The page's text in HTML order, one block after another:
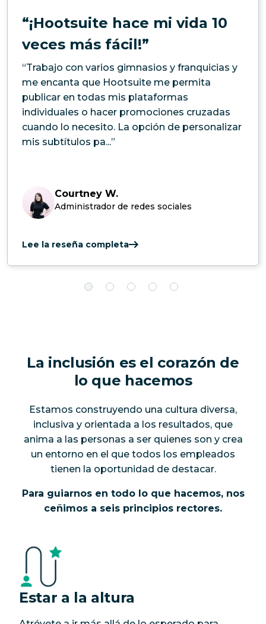
“¡Hootsuite hace mi vida 10
veces más fácil!”
“Trabajo con varios gimnasios y franquicias y
me encanta que Hootsuite me permita
publicar en todas mis plataformas
individuales o hacer promociones cruzadas
cuando lo necesito. La opción de personalizar
mis subtítulos pa...”
Courtney W.
Administrador de redes sociales
Lee la reseña completa
La inclusión es el corazón de
lo que hacemos
Estamos construyendo una cultura diversa,
inclusiva y orientada a los resultados, que
anima a las personas a ser quienes son y crea
un entorno en el que todos los empleados
tienen la oportunidad de destacar.
Para guiarnos en todo lo que hacemos, nos
ceñimos a seis principios rectores.
Estar a la altura